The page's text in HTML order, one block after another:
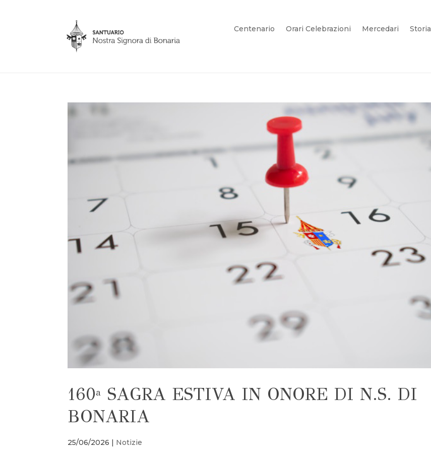
Centenario Orari Celebrazioni Mercedari Storia
160ª SAGRA ESTIVA IN ONORE DI N.S. DI
BONARIA
25/06/2026 Notizie